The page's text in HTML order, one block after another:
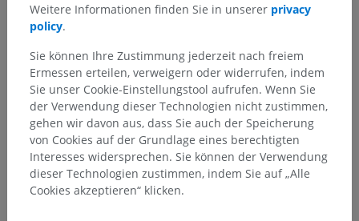
Tieranatomie
Nervensystem> Zentrales Nervensystem > Gehirn
Vorderhirn> Zwischenhirn> Hypothalamus>
Mamillarkörper
Darunterliegende Strukturen: Für dieses anatomische
Teil gibt es keine zugehörigen Strukturen
Weitere Informationen finden Sie in unserer privacy
policy.
Sie können Ihre Zustimmung jederzeit nach freiem
Ermessen erteilen, verweigern oder widerrufen, indem
Sie unser Cookie-Einstellungstool aufrufen. Wenn Sie
der Verwendung dieser Technologien nicht zustimmen,
gehen wir davon aus, dass Sie auch der Speicherung
von Cookies auf der Grundlage eines berechtigten
Interesses widersprechen. Sie können der Verwendung
dieser Technologien zustimmen, indem Sie auf „Alle
Cookies akzeptieren“ klicken.